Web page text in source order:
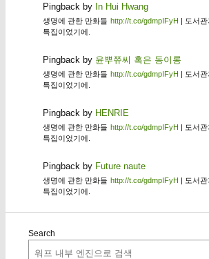
Pingback by In Hui Hwang
생명에 관한 만화들 http://t.co/gdmpIFyH | 도서
특집이었기에.
Pingback by 윤뿌쮸씨 혹은 동이롱
생명에 관한 만화들 http://t.co/gdmpIFyH | 도서
특집이었기에.
Pingback by HENRIE
생명에 관한 만화들 http://t.co/gdmpIFyH | 도서
특집이었기에.
Pingback by Future naute
생명에 관한 만화들 http://t.co/gdmpIFyH
| 도서
특집이었기에.
Search